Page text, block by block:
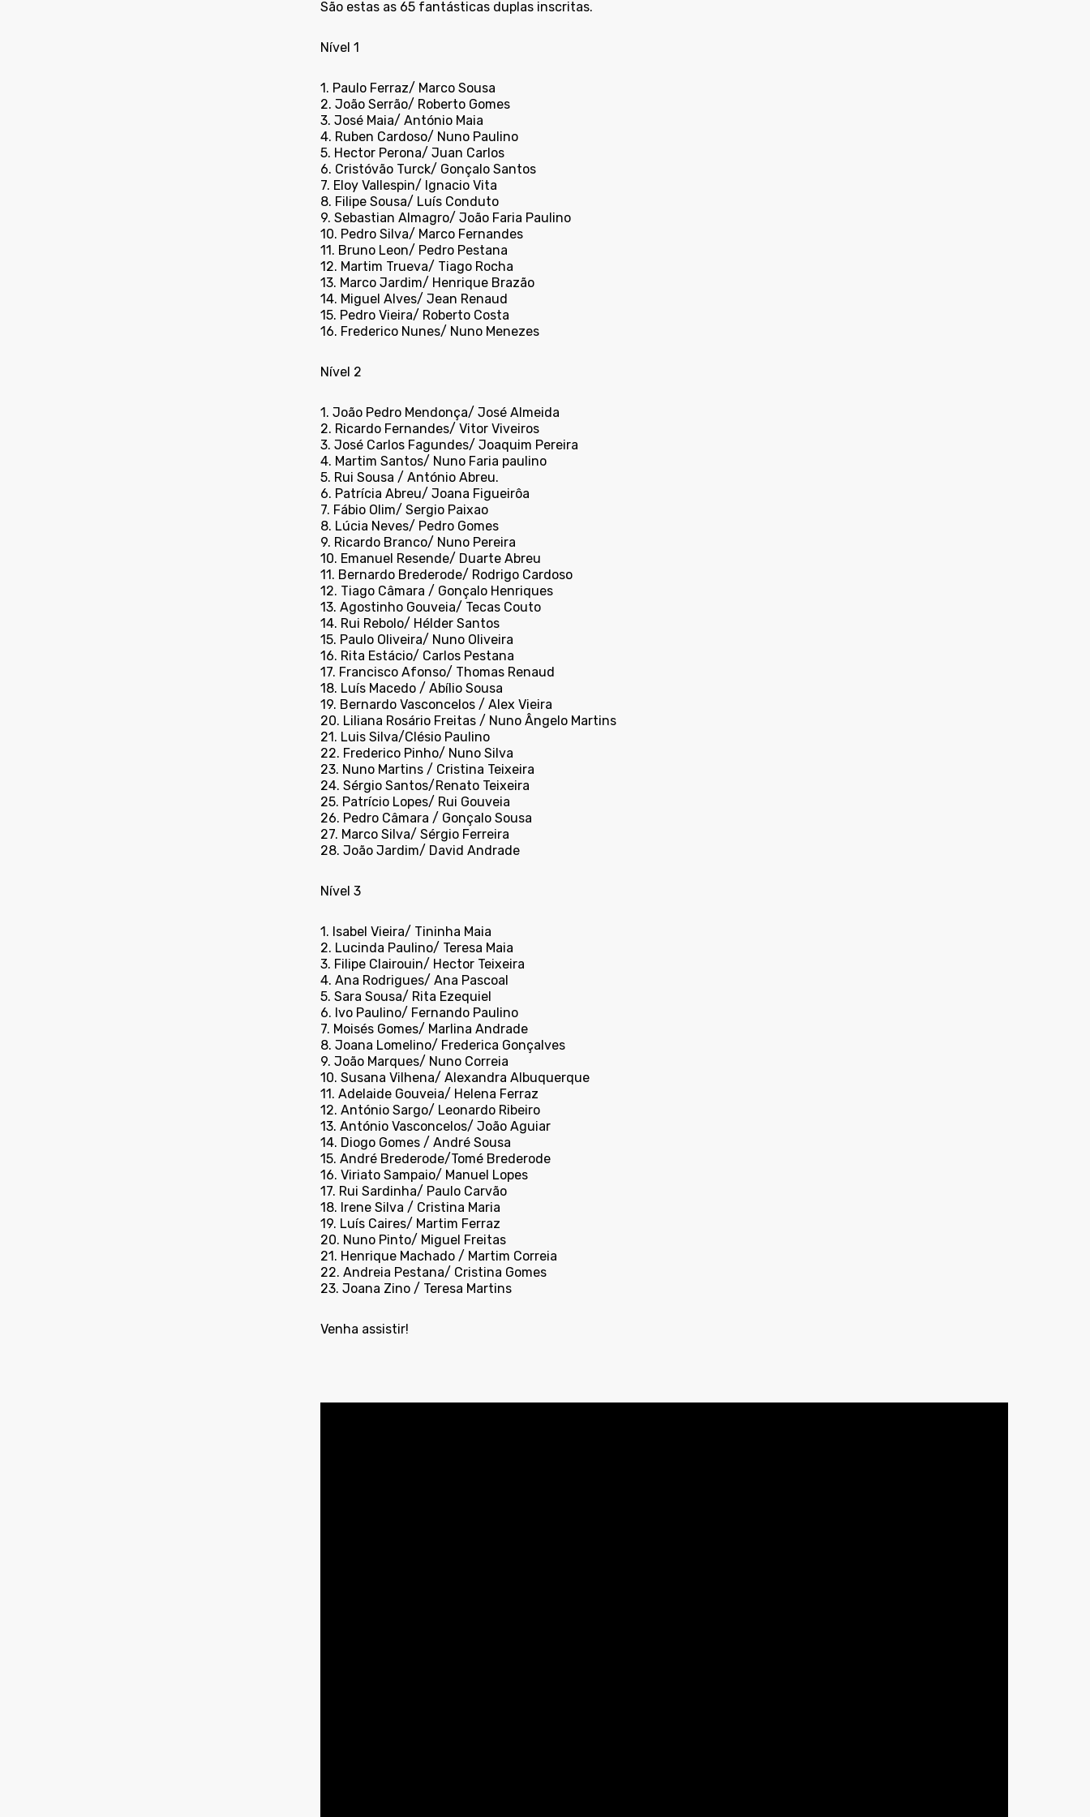
São estas as 65 fantásticas duplas inscritas.
Nível 1
1. Paulo Ferraz/ Marco Sousa
2. João Serrão/ Roberto Gomes
3. José Maia/ António Maia
4. Ruben Cardoso/ Nuno Paulino
5. Hector Perona/ Juan Carlos
6. Cristóvão Turck/ Gonçalo Santos
7. Eloy Vallespin/ Ignacio Vita
8. Filipe Sousa/ Luís Conduto
9. Sebastian Almagro/ João Faria Paulino
10. Pedro Silva/ Marco Fernandes
11. Bruno Leon/ Pedro Pestana
12. Martim Trueva/ Tiago Rocha
13. Marco Jardim/ Henrique Brazão
14. Miguel Alves/ Jean Renaud
15. Pedro Vieira/ Roberto Costa
16. Frederico Nunes/ Nuno Menezes
Nível 2
1. João Pedro Mendonça/ José Almeida
2. Ricardo Fernandes/ Vitor Viveiros
3. José Carlos Fagundes/ Joaquim Pereira
4. Martim Santos/ Nuno Faria paulino
5. Rui Sousa / António Abreu.
6. Patrícia Abreu/ Joana Figueirôa
7. Fábio Olim/ Sergio Paixao
8. Lúcia Neves/ Pedro Gomes
9. Ricardo Branco/ Nuno Pereira
10. Emanuel Resende/ Duarte Abreu
11. Bernardo Brederode/ Rodrigo Cardoso
12. Tiago Câmara / Gonçalo Henriques
13. Agostinho Gouveia/ Tecas Couto
14. Rui Rebolo/ Hélder Santos
15. Paulo Oliveira/ Nuno Oliveira
16. Rita Estácio/ Carlos Pestana
17. Francisco Afonso/ Thomas Renaud
18. Luís Macedo / Abílio Sousa
19. Bernardo Vasconcelos / Alex Vieira
20. Liliana Rosário Freitas / Nuno Ângelo Martins
21. Luis Silva/Clésio Paulino
22. Frederico Pinho/ Nuno Silva
23. Nuno Martins / Cristina Teixeira
24. Sérgio Santos/Renato Teixeira
25. Patrício Lopes/ Rui Gouveia
26. Pedro Câmara / Gonçalo Sousa
27. Marco Silva/ Sérgio Ferreira
28. João Jardim/ David Andrade
Nível 3
1. Isabel Vieira/ Tininha Maia
2. Lucinda Paulino/ Teresa Maia
3. Filipe Clairouin/ Hector Teixeira
4. Ana Rodrigues/ Ana Pascoal
5. Sara Sousa/ Rita Ezequiel
6. Ivo Paulino/ Fernando Paulino
7. Moisés Gomes/ Marlina Andrade
8. Joana Lomelino/ Frederica Gonçalves
9. João Marques/ Nuno Correia
10. Susana Vilhena/ Alexandra Albuquerque
11. Adelaide Gouveia/ Helena Ferraz
12. António Sargo/ Leonardo Ribeiro
13. António Vasconcelos/ João Aguiar
14. Diogo Gomes / André Sousa
15. André Brederode/Tomé Brederode
16. Viriato Sampaio/ Manuel Lopes
17. Rui Sardinha/ Paulo Carvão
18. Irene Silva / Cristina Maria
19. Luís Caires/ Martim Ferraz
20. Nuno Pinto/ Miguel Freitas
21. Henrique Machado / Martim Correia
22. Andreia Pestana/ Cristina Gomes
23. Joana Zino / Teresa Martins
Venha assistir!